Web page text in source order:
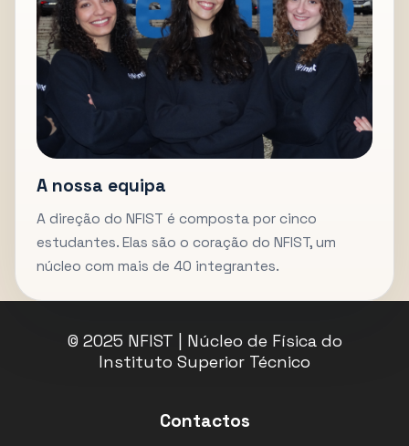
A nossa equipa
A direção do NFIST é composta por cinco
estudantes. Elas são o coração do NFIST, um
núcleo com mais de 40 integrantes.
© 2025 NFIST | Núcleo de Física do
Instituto Superior Técnico
Contactos